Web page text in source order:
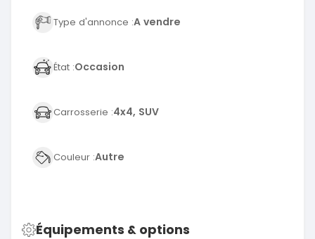
Type d'annonce :A vendre
État :Occasion
Carrosserie :4x4, SUV
Couleur :Autre
Équipements & options